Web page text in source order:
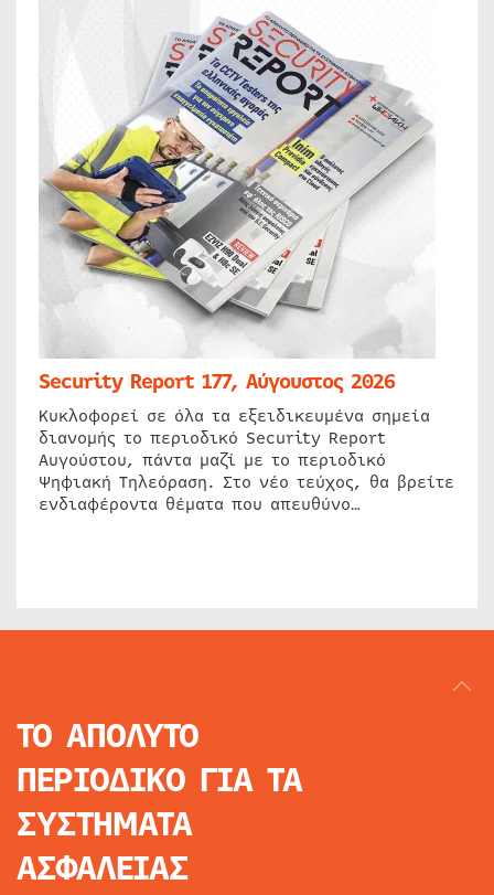
Security Report 177, Αύγουστος 2026
Κυκλοφορεί σε όλα τα εξειδικευμένα σημεία
διανομής το περιοδικό Security Report
Αυγούστου, πάντα μαζί με το περιοδικό
Ψηφιακή Τηλεόραση. Στο νέο τεύχος, θα βρείτε
ενδιαφέροντα θέματα που απευθύνο…
ΤΟ ΑΠΟΛΥΤΟ
ΠΕΡΙΟΔΙΚΟ ΓΙΑ ΤΑ
ΣΥΣΤΗΜΑΤΑ
ΑΣΦΑΛΕΙΑΣ